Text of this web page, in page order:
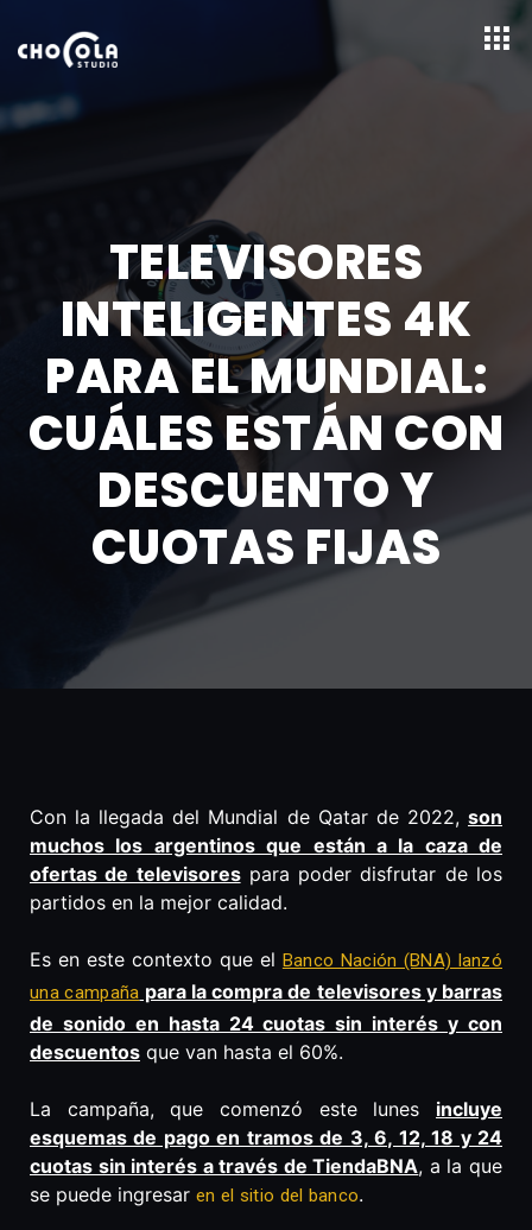
TELEVISORES
INTELIGENTES 4K
PARA EL MUNDIAL:
CUÁLES ESTÁN CON
DESCUENTO Y
CUOTAS FIJAS
Con la llegada del Mundial de Qatar de 2022, son
muchos los argentinos que están a la caza de
ofertas de televisorespara poder disfrutar de los
partidos en la mejor calidad.
Es en este contexto que el Banco Nación (BNA) lanzó
una campaña para la compra de televisores y barras
de sonido en hasta 24 cuotas sin interés y con
descuentos que van hasta el 60%.
La campaña, que comenzó este lunes incluye
esquemas de pago en tramos de 3, 6, 12, 18 y 24
cuotas sin interés a través de TiendaBNA, a la que
se puede ingresar en el sitio del banco.